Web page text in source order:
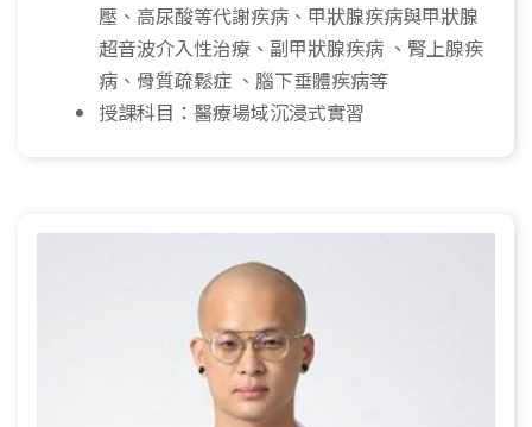
壓、高尿酸等代謝疾病、甲狀腺疾病與甲狀腺
超音波介入性治療、副甲狀腺疾病 、腎上腺疾
病、骨質疏鬆症 、腦下垂體疾病等
授課科目：醫療場域沉浸式實習